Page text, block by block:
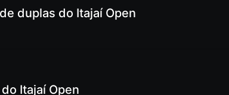
duplas do Itajaí Open
Itajaí Open